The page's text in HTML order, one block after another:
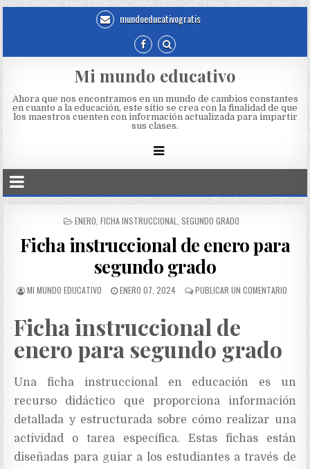
mundoeducativogratis
Mi mundo educativo
Ahora que nos encontramos en un mundo de cambios constantes
en cuanto a la educación, este sitio se crea con la finalidad de que
los maestros cuenten con información actualizada para impartir
sus clases.
ENERO FICHA INSTRUCCIONAL SEGUNDO GRADO
Ficha instruccional de enero para
segundo grado
MI MUNDO EDUCATIVO ENERO 07, 2024 PUBLICAR UN COMENTARIO
Ficha instruccional de
enero para segundo grado
Una ficha instruccional en educación es un
recurso didáctico que proporciona información
detallada y estructurada sobre cómo realizar una
actividad o tarea específica. Estas fichas están
diseñadas para guiar a los estudiantes a través de